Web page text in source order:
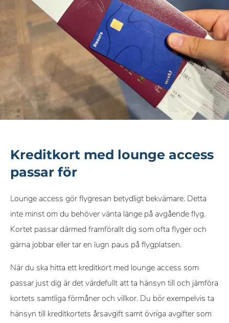
Kreditkort med lounge access
passar för
Lounge access gör flygresan betydligt bekvämare. Detta
inte minst om du behöver vänta länge på avgående flyg.
Kortet passar därmed framförallt dig som ofta flyger och
gärna jobbar eller tar en lugn paus på flygplatsen.
När du ska hitta ett kreditkort med lounge access som
passar just dig är det värdefullt att ta hänsyn till och jämföra
kortets samtliga förmåner och villkor. Du bör exempelvis ta
hänsyn till kreditkortets årsavgift samt övriga avgifter som